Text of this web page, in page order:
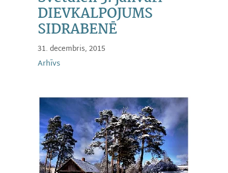
DIEVKALPOJUMS
SIDRABENĒ
31. decembris, 2015
Arhīvs